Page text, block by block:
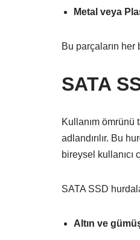
Metal veya
Bu parçaların
SATA
Kullanım ömrünü
adlandırılır. Bu
bireysel kullanıcı
SATA SSD
Altın ve